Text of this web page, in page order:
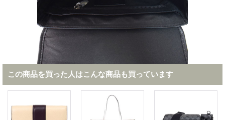
この商品を買った人はこんな商品も買っています